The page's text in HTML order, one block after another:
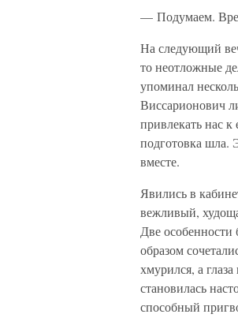
— Подумаем.
На следующий
то неотложные
упоминал
Виссарионович
привлекать нас к
подготовка шла.
вместе.
Явились в
вежливый,
Две особенности
образом
хмурился, а
становилась
способный